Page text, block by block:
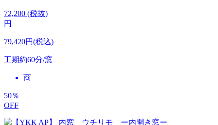
72,200 (税抜)
円
79,420円(税込)
工期約60分/窓
商
50％
OFF